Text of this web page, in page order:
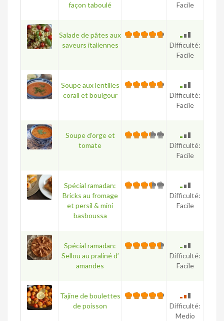
façon taboulé
Facile
Salade de pâtes aux
saveurs italiennes
Difficulté:
Facile
Soupe aux lentilles
corail et boulgour
Difficulté:
Facile
Soupe d’orge et
tomate
Difficulté:
Facile
Spécial ramadan:
Bricks au fromage
et persil & mini
basboussa
Difficulté:
Facile
Spécial ramadan:
Sellou au praliné d’
amandes
Difficulté:
Facile
Tajine de boulettes
de poisson
Difficulté:
Medio